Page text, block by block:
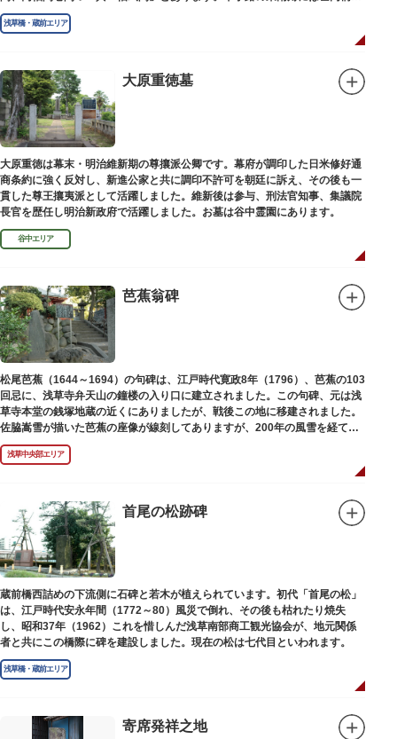
の石碑があります。
浅草橋・蔵前エリア
大原重徳墓
大原重徳は幕末・明治維新期の尊攘派公卿です。幕府が調印した日米修好通
商条約に強く反対し、新進公家と共に調印不許可を朝廷に訴え、その後も一
貫した尊王攘夷派として活躍しました。維新後は参与、刑法官知事、集議院
長官を歴任し明治新政府で活躍しました。お墓は谷中霊園にあります。
谷中エリア
芭蕉翁碑
松尾芭蕉（1644～1694）の句碑は、江戸時代寛政8年（1796）、芭蕉の103
回忌に、浅草寺弁天山の鐘楼の入り口に建立されました。この句碑、元は浅
草寺本堂の銭塚地蔵の近くにありましたが、戦後この地に移建されました。
佐脇嵩雪が描いた芭蕉の座像が線刻してありますが、200年の風雪を経て、
碑石も欠損し、碑面の判読も困難となっています。
浅草中央部エリア
首尾の松跡碑
蔵前橋西詰めの下流側に石碑と若木が植えられています。初代「首尾の松」
は、江戸時代安永年間（1772～80）風災で倒れ、その後も枯れたり焼失
し、昭和37年（1962）これを惜しんだ浅草南部商工観光協会が、地元関係
者と共にこの橋際に碑を建設しました。現在の松は七代目といわれます。
浅草橋・蔵前エリア
寄席発祥之地